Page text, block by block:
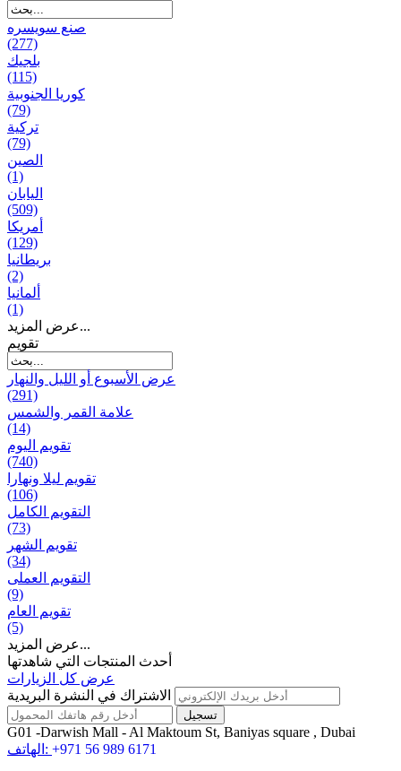
صنع سویسره
(277)
بلجيك
(115)
كوريا الجنوبية
(79)
تركية
(79)
الصين
(1)
اليابان
(509)
أمريكا
(129)
بریطانیا
(2)
ألمانيا
(1)
عرض المزيد...
تقويم
عرض الأسبوع أو الليل والنهار
(291)
علامة القمر والشمس
(14)
تقویم الیوم
(740)
تقويم ليلا ونهارا
(106)
التقويم الكامل
(73)
تقويم الشهر
(34)
التقويم العملی
(9)
تقويم العام
(5)
عرض المزيد...
أحدث المنتجات التي شاهدتها
عرض كل الزيارات
الاشتراك في النشرة البريدية
G01 -Darwish Mall - Al Maktoum St, Baniyas square , Dubai
الهاتف: +971 56 989 6171